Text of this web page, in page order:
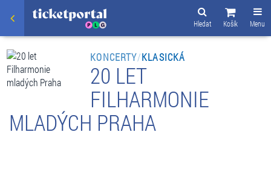
Menu
Košík
Hledat
KONCERTY/KLASICKÁ
20 LET
FILHARMONIE
MLADÝCH PRAHA